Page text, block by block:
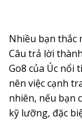
Nhiều bạn thắc
Câu trả lời
Go8 của Úc nổi
nên việc cạnh
nhiên, nếu bạn
kỹ lưỡng, đặc